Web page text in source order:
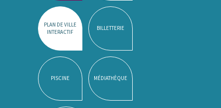
PLAN DE VILLE
INTERACTIF
BILLETTERIE
PISCINE MÉDIATHÈQUE